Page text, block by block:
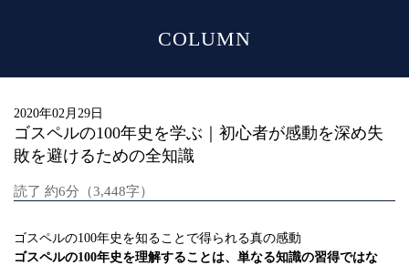
COLUMN
2020年02月29日
ゴスペルの100年史を学ぶ｜初心者が感動を深め失
敗を避けるための全知識
読了 約6分（3,448字）
ゴスペルの100年史を知ることで得られる真の感動
ゴスペルの100年史を理解することは、単なる知識の習得ではな